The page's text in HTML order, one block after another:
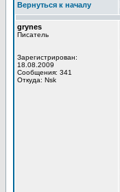
Вернуться к началу
grynes
Писатель
Зарегистрирован:
18.08.2009
Сообщения: 341
Откуда: Nsk